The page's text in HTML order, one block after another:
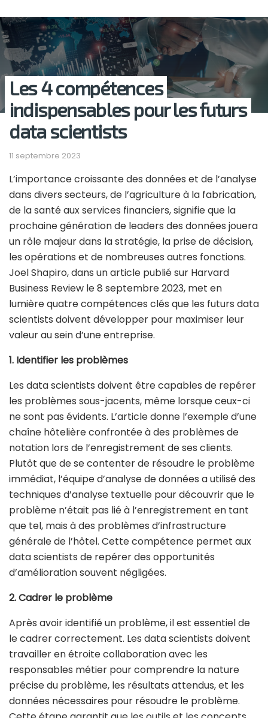
Les 4 compétences
indispensables pour les futurs
data scientists
11 septembre 2023
L’importance croissante des données et de l’analyse
dans divers secteurs, de l’agriculture à la fabrication,
de la santé aux services financiers, signifie que la
prochaine génération de leaders des données jouera
un rôle majeur dans la stratégie, la prise de décision,
les opérations et de nombreuses autres fonctions.
Joel Shapiro, dans un article publié sur Harvard
Business Review le 8 septembre 2023, met en
lumière quatre compétences clés que les futurs data
scientists doivent développer pour maximiser leur
valeur au sein d’une entreprise.
1. Identifier les problèmes
Les data scientists doivent être capables de repérer
les problèmes sous-jacents, même lorsque ceux-ci
ne sont pas évidents. L’article donne l’exemple d’une
chaîne hôtelière confrontée à des problèmes de
notation lors de l’enregistrement de ses clients.
Plutôt que de se contenter de résoudre le problème
immédiat, l’équipe d’analyse de données a utilisé des
techniques d’analyse textuelle pour découvrir que le
problème n’était pas lié à l’enregistrement en tant
que tel, mais à des problèmes d’infrastructure
générale de l’hôtel. Cette compétence permet aux
data scientists de repérer des opportunités
d’amélioration souvent négligées.
2. Cadrer le problème
Après avoir identifié un problème, il est essentiel de
le cadrer correctement. Les data scientists doivent
travailler en étroite collaboration avec les
responsables métier pour comprendre la nature
précise du problème, les résultats attendus, et les
données nécessaires pour résoudre le problème.